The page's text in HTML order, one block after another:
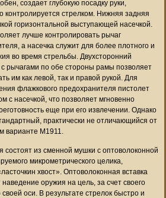
создает глубокую посадку руки,
контролируется стрелком. Нижняя задняя
горизонтальной выступающей насечкой.
лучше контролировать рычаг
а насечка служит для более плотного и
во время стрельбы. Двухсторонний
рычагами по обе стороны рамы позволяет
им как левой, так и правой рукой. Для
флажкового предохранителя пистолет
с насечкой, что позволяет мгновенно
еще при его извлечении. Однако
практически не отличающийся от
варианте M1911.
из сменной мушки с оптоволоконной
микрометрического целика,
хвост». Оптоволоконная вставка
оружия на цель, за счет своего
оси. В результате стрелок быстро и